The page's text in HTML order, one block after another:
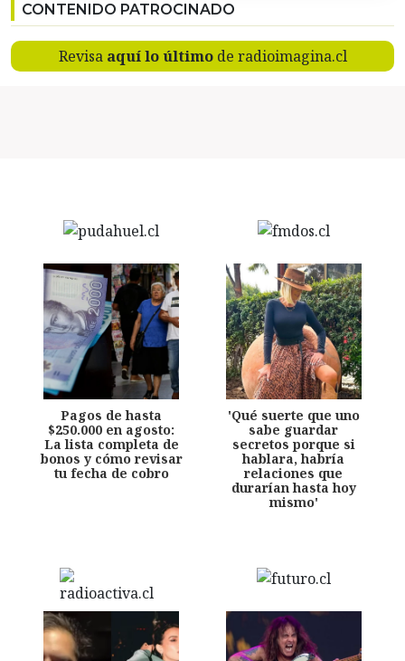
CONTENIDO PATROCINADO
Revisa aquí lo últimode radioimagina.cl
Pagos de hasta
$250.000 en agosto:
La lista completa de
bonos y cómo revisar
tu fecha de cobro
'Qué suerte que uno
sabe guardar
secretos porque si
hablara, habría
relaciones que
durarían hasta hoy
mismo'